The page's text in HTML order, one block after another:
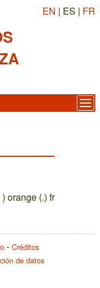
EN | ES | FR
orange (.) fr
Créditos
de datos